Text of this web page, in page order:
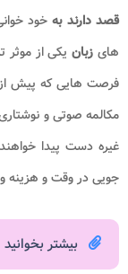
قصد دارند به خود
های زبان یکی از موثر
فرصت هایی که پیش
مکالمه صوتی و
غیره دست پیدا خواهند
جویی در وقت و هزینه
بیشتر